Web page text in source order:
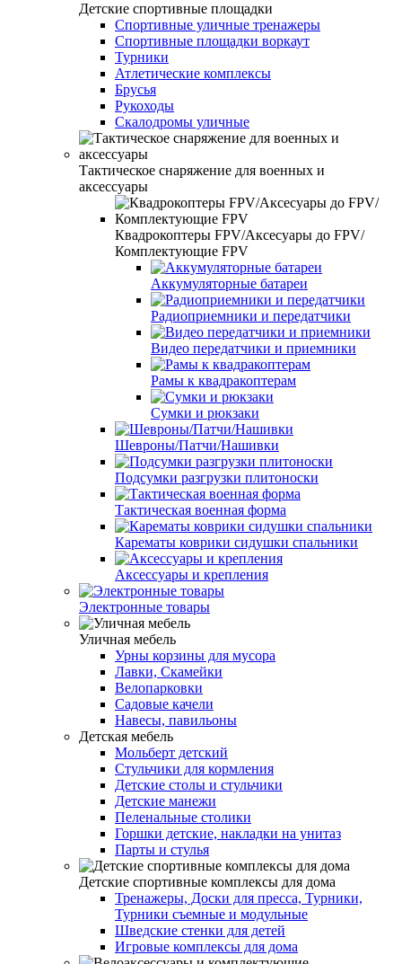
Детские спортивные площадки
Спортивные уличные тренажеры
Спортивные площадки воркаут
Турники
Атлетические комплексы
Брусья
Рукоходы
Скалодромы уличные
Тактическое снаряжение для военных и
аксессуары
Квадрокоптеры FPV/Аксесуары до FPV/
Комплектующие FPV
Аккумуляторные батареи
Радиоприемники и передатчики
Видео передатчики и приемники
Рамы к квадракоптерам
Сумки и рюкзаки
Шевроны/Патчи/Нашивки
Подсумки разгрузки плитоноски
Тактическая военная форма
Карематы коврики сидушки спальники
Аксессуары и крепления
Электронные товары
Уличная мебель
Урны корзины для мусора
Лавки, Скамейки
Велопарковки
Садовые качели
Навесы, павильоны
Детская мебель
Мольберт детский
Стульчики для кормления
Детские столы и стульчики
Детские манежи
Пеленальные столики
Горшки детские, накладки на унитаз
Парты и стулья
Детские спортивные комплексы для дома
Тренажеры, Доски для пресса, Турники,
Турники съемные и модульные
Шведские стенки для детей
Игровые комплексы для дома